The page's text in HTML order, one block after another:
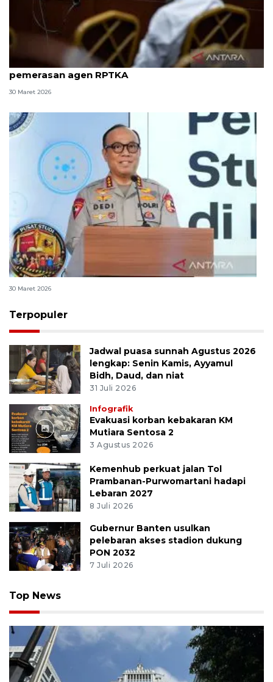
8 ASN Kemenaker hadapi sidang tuntutan kasus
pemerasan agen RPTKA
30 Maret 2026
Polri bangun Laboratorium Sosial Sains Kepolisian
30 Maret 2026
Terpopuler
Jadwal puasa sunnah Agustus 2026
lengkap: Senin Kamis, Ayyamul
Bidh, Daud, dan niat
31 Juli 2026
Infografik
Evakuasi korban kebakaran KM
Mutiara Sentosa 2
3 Agustus 2026
Kemenhub perkuat jalan Tol
Prambanan-Purwomartani hadapi
Lebaran 2027
8 Juli 2026
Gubernur Banten usulkan
pelebaran akses stadion dukung
PON 2032
7 Juli 2026
Top News